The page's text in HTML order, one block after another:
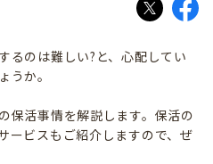
るのは難しい?と、心配してい
うか。
保活事情を解説します。保活の
ービスもご紹介しますので、ぜ